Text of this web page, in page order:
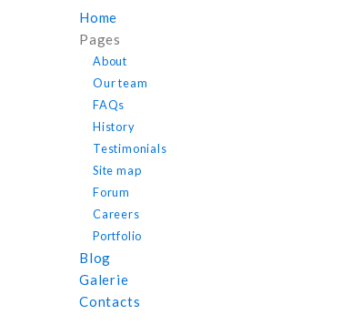
Home
Pages
About
Our team
FAQs
History
Testimonials
Site map
Forum
Careers
Portfolio
Blog
Galerie
Contacts